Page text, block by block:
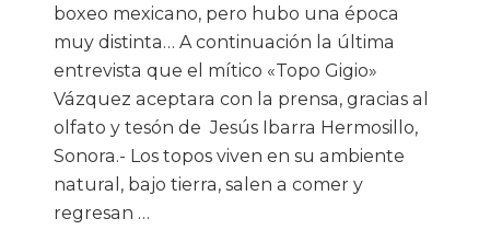
boxeo mexicano, pero hubo una época
muy distinta… A continuación la última
entrevista que el mítico «Topo Gigio»
Vázquez aceptara con la prensa, gracias al
olfato y tesón de Jesús Ibarra Hermosillo,
Sonora.- Los topos viven en su ambiente
natural, bajo tierra, salen a comer y
regresan …